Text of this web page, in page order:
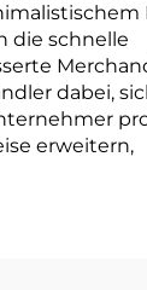
die schnelle
dabei,
erweitern,